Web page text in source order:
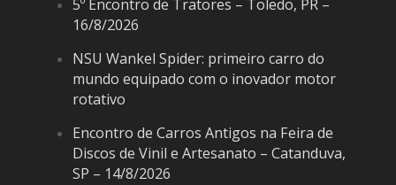
5º Encontro de Tratores – Toledo, PR –
16/8/2026
NSU Wankel Spider: primeiro carro do
mundo equipado com o inovador motor
rotativo
Encontro de Carros Antigos na Feira de
Discos de Vinil e Artesanato – Catanduva,
SP – 14/8/2026